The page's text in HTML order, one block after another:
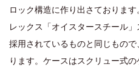
ロック構造に作り出さておりま
レックス「オイスタースチール
採用されているものと同じもの
ります。ケースはスクリュー式